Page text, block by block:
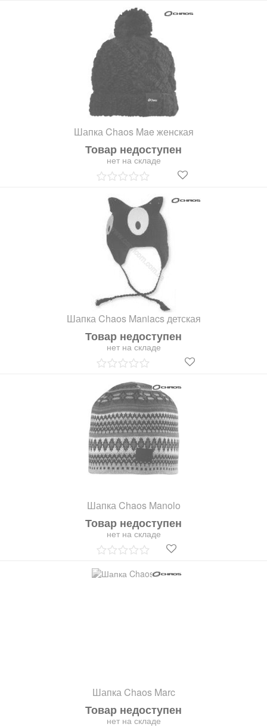
Шапка Chaos Mae женская
Товар недоступен
нет на складе
Шапка Chaos Maniacs детская
Товар недоступен
нет на складе
Шапка Chaos Manolo
Товар недоступен
нет на складе
Шапка Chaos Marc
Товар недоступен
нет на складе